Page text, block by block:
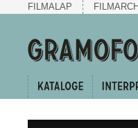
FILMALAP